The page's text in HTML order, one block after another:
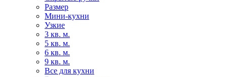
Размер
Мини-кухни
Узкие
3 кв. м.
5 кв. м.
6 кв. м.
9 кв. м.
Все для кухни